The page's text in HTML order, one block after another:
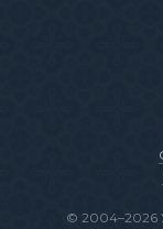
© 2004–2026